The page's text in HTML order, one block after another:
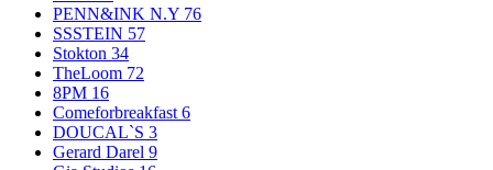
PENN&INK N.Y 76
SSSTEIN 57
Stokton 34
TheLoom 72
8PM 16
Comeforbreakfast 6
DOUCAL`S 3
Gerard Darel 9